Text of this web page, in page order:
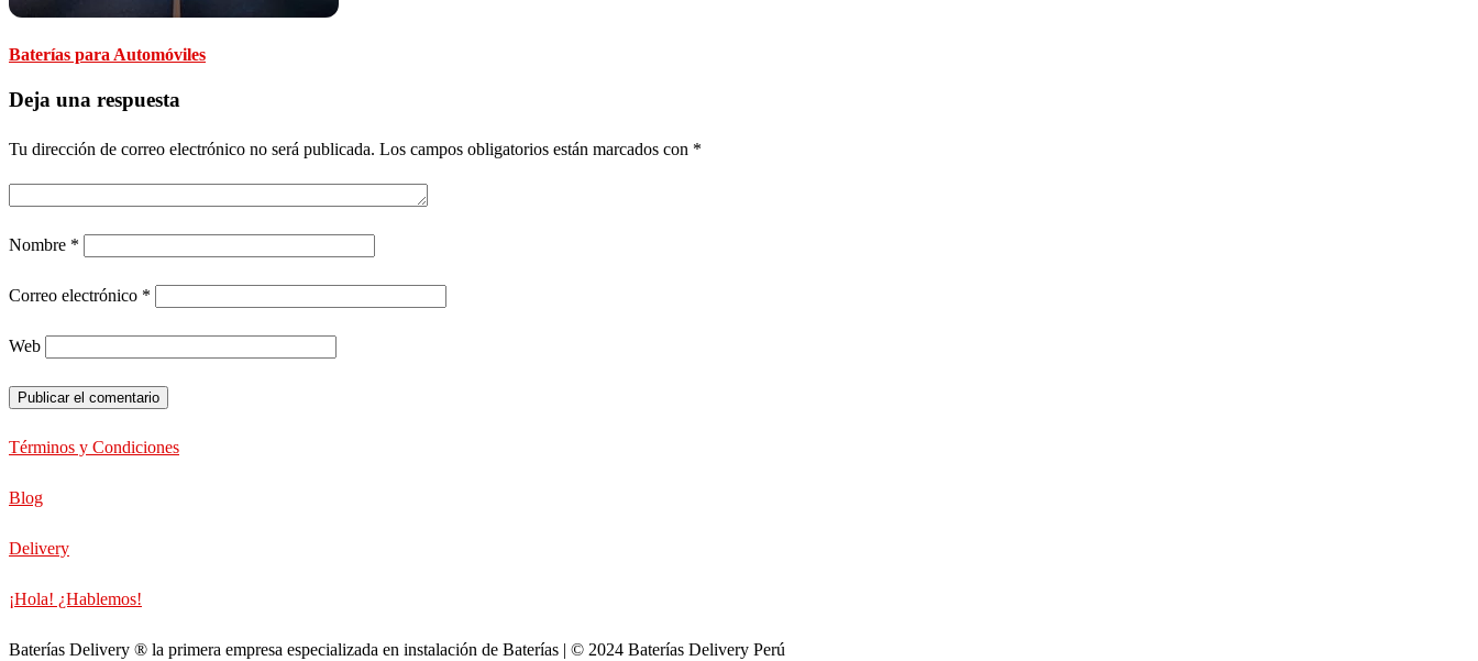
Baterías para Automóviles
Deja una respuesta
Tu dirección de correo electrónico no será publicada. Los campos obligatorios están marcados con *
Nombre *
Correo electrónico *
Web
Términos y Condiciones
Blog
Delivery
¡Hola! ¿Hablemos!
Baterías Delivery ® la primera empresa especializada en instalación de Baterías | © 2024 Baterías Delivery Perú